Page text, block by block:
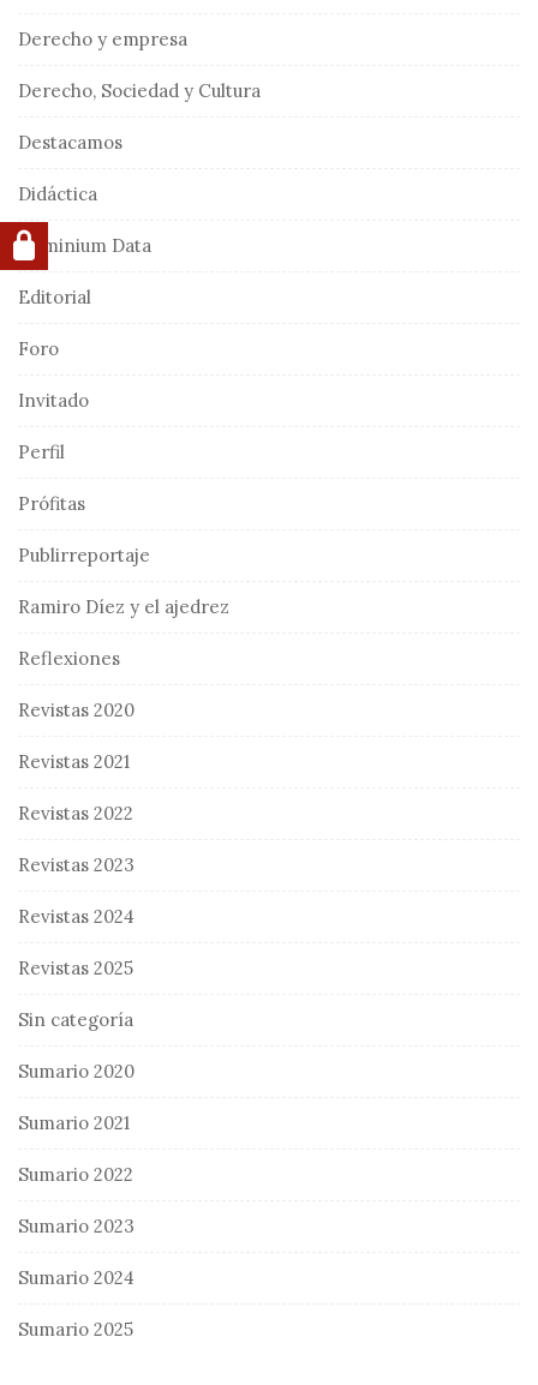
Derecho y empresa
Derecho, Sociedad y Cultura
Destacamos
Didáctica
Dominium Data
Editorial
Foro
Invitado
Perfil
Prófitas
Publirreportaje
Ramiro Díez y el ajedrez
Reflexiones
Revistas 2020
Revistas 2021
Revistas 2022
Revistas 2023
Revistas 2024
Revistas 2025
Sin categoría
Sumario 2020
Sumario 2021
Sumario 2022
Sumario 2023
Sumario 2024
Sumario 2025